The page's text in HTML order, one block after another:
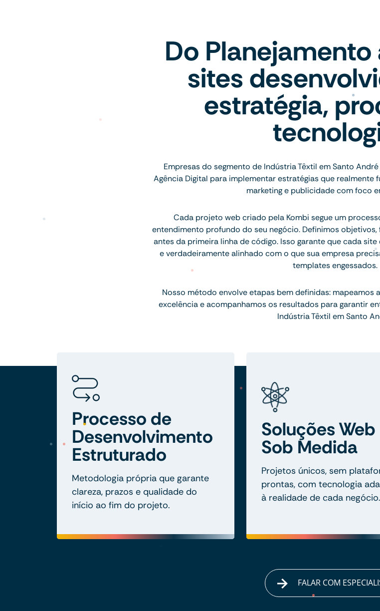
Do Planejamento
sites
estratégia,
Empresas do segmento de Indústria Têxtil em Santo
Agência Digital para implementar estratégias que realmente
marketing e publicidade com foco
Cada projeto web criado pela Kombi segue um
entendimento profundo do seu negócio. Definimos
antes da primeira linha de código. Isso garante que cada site
e verdadeiramente alinhado com o que sua empresa
templates engessados.
Nosso método envolve etapas bem definidas: mapeamos
excelência e acompanhamos os resultados para garantir
Indústria Têxtil em Santo
Processo de
Desenvolvimento
Estruturado
Metodologia própria que garante
clareza, prazos e qualidade do
início ao fim do projeto.
Soluções Web
Sob Medida
Projetos únicos, sem
prontas, com tecnologia
à realidade de cada negócio.
FALAR COM